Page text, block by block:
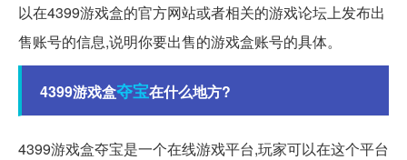
以在4399游戏盒的官方网站或者相关的游戏论坛上发布出
售账号的信息,说明你要出售的游戏盒账号的具体。
4399游戏盒夺宝在什么地方?
4399游戏盒夺宝是一个在线游戏平台,玩家可以在这个平台